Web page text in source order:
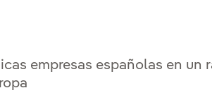
empresas españolas en un